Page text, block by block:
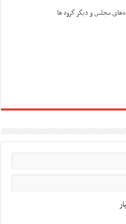
مجلس و دیگر گروه ها